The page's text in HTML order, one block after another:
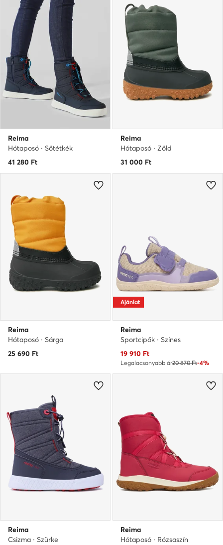
Reima
Hótaposó · Sötétkék
41 280 Ft
Reima
Hótaposó · Zöld
31 000 Ft
Reima
Hótaposó · Sárga
25 690 Ft
Ajánlat
Reima
Sportcipők · Színes
Aktuális ár
19 910 Ft
Legalacsonyabb ár20 870 Ft-4%
Reima
Csizma · Szürke
Reima
Hótaposó · Rózsaszín